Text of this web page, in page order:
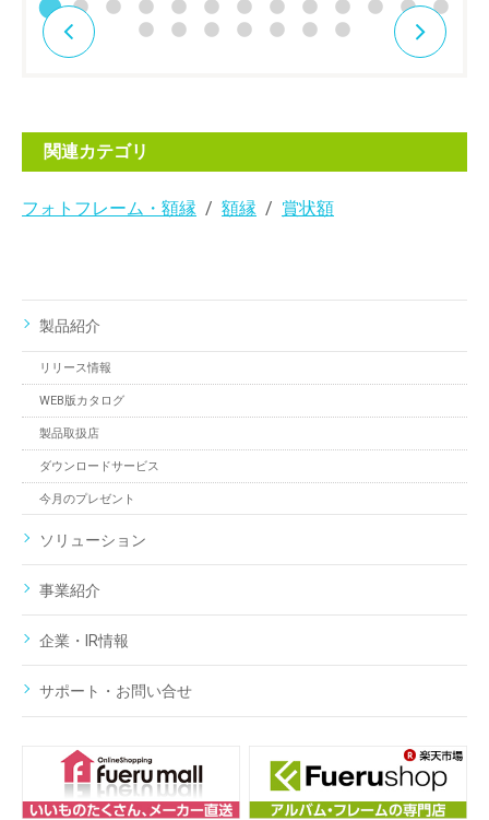
関連カテゴリ
フォトフレーム・額縁 額縁 賞状額
製品紹介
リリース情報
WEB版カタログ
製品取扱店
ダウンロードサービス
今月のプレゼント
ソリューション
事業紹介
企業・IR情報
サポート・お問い合せ